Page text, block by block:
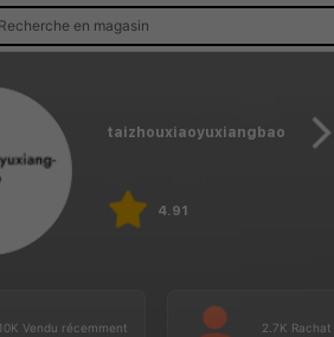
Recherche en magasin
taizhouxiaoyuxiangbao
4.91
10K Vendu récemment 2.7K Rachat